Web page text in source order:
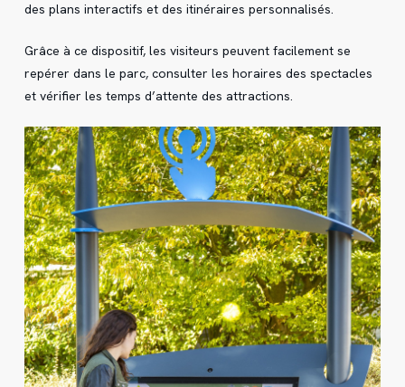
des plans interactifs et des itinéraires personnalisés.
Grâce à ce dispositif, les visiteurs peuvent facilement se
repérer dans le parc, consulter les horaires des spectacles
et vérifier les temps d’attente des attractions.